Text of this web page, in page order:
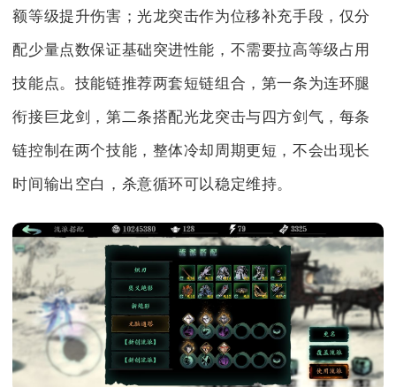
额等级提升伤害；光龙突击作为位移补充手段，仅分
配少量点数保证基础突进性能，不需要拉高等级占用
技能点。技能链推荐两套短链组合，第一条为连环腿
衔接巨龙剑，第二条搭配光龙突击与四方剑气，每条
链控制在两个技能，整体冷却周期更短，不会出现长
时间输出空白，杀意循环可以稳定维持。